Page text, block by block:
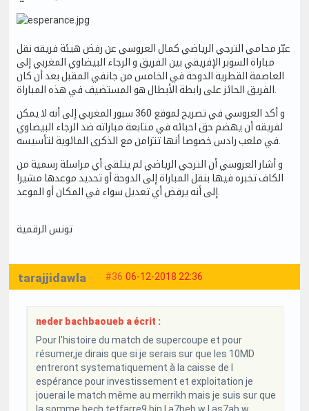
عبّر محامي الترجي الرياضي كمال العروسي عن رفض هيئة فريقه نقل
مباراة السوبر الإفريقي بين الفريق و الرجاء البيضاوي المغربي إلى
العاصمة القطرية الدوحة في الخامس من جانفي المقبل بعد أن كان
و أكد العروسي في تصريح لموقع 360 سبور المغربي إلى أنه لا يمكن
لفريقه أن يهضم حق احبائه في متابعة مباراته ضد الرجاء البيضاوي
و أشار العروسي أن الترجي الرياضي لم يتلقى أي مراسلة رسمية من
الكاف تخبره فيها بنقل المباراة إلى الدوحة أو تحديد موعدها مشيرا
تونس الرقمية
#36 06-12-2018 22:36
tarajjidawla
neder bachbaoueb a écrit :
Pour l'histoire du match de supercoupe et pour
résumer,je dirais que si je serais sur que les 10MD
entreront systematiquement à la caisse de l
espérance pour investissement et exploitation je
jouerai le match même au merrikh mais je suis sur que